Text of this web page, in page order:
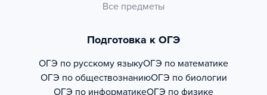
Все предметы
Подготовка к ОГЭ
ОГЭ по русскому языкуОГЭ по математике
ОГЭ по обществознаниюОГЭ по биологии
ОГЭ по информатикеОГЭ по физике